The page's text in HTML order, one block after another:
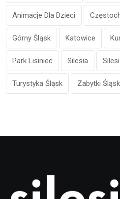
Animacje Dla Dzieci
Górny Śląsk Katowice
Park Lisiniec Silesia
Turystyka Śląsk Zabytki